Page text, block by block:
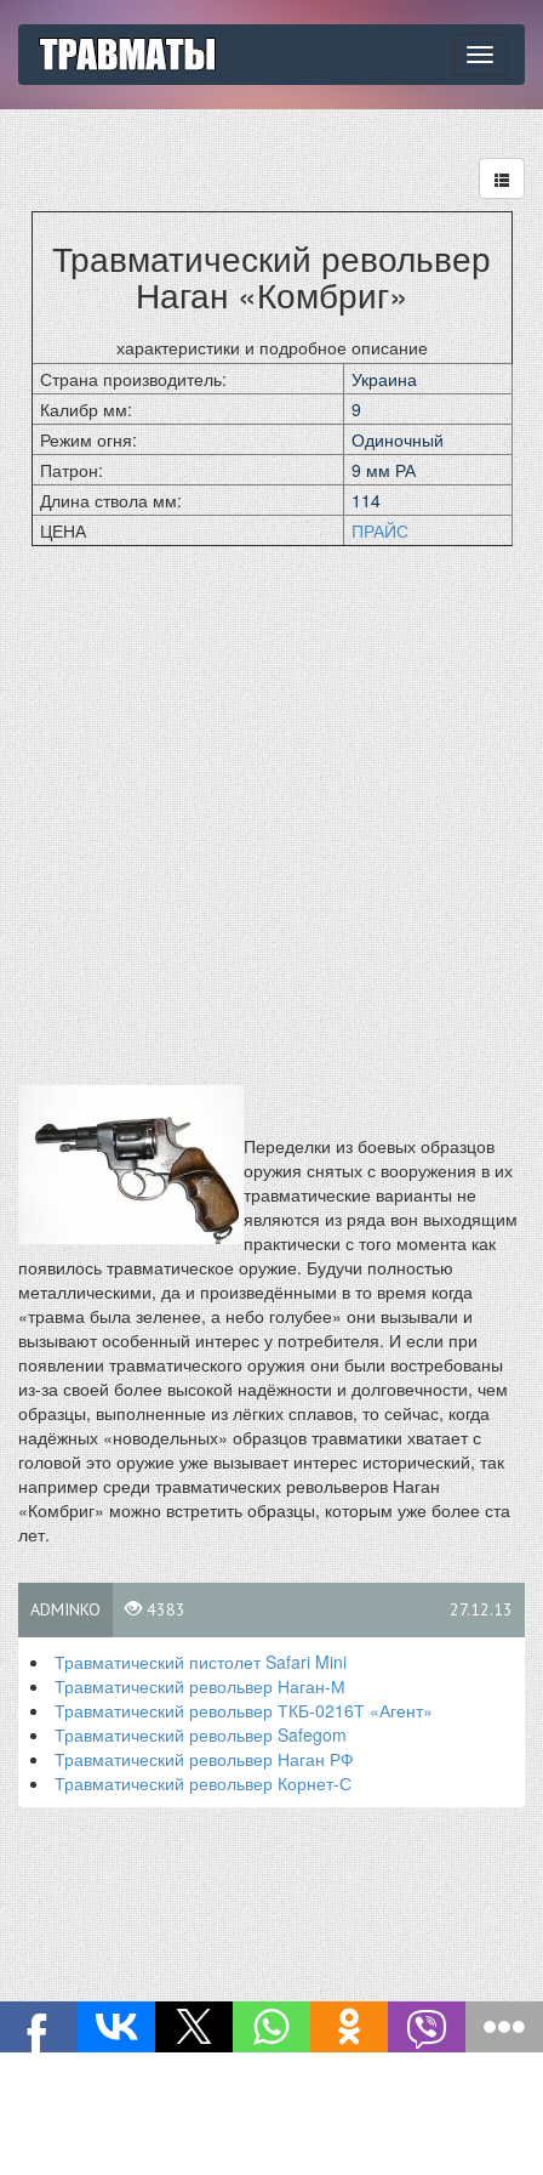
Toggle
Травматический револьвер
Наган «Комбриг»
характеристики и подробное описание
Страна производитель:
Украина
Калибр мм:
9
Режим огня:
Одиночный
Патрон:
9 мм РА
Длина ствола мм:
114
ЦЕНА
ПРАЙС
Переделки из боевых образцов
оружия снятых с вооружения в их
травматические варианты не
являются из ряда вон выходящим
практически с того момента как
появилось травматическое оружие. Будучи полностью
металлическими, да и произведёнными в то время когда
«травма была зеленее, а небо голубее» они вызывали и
вызывают особенный интерес у потребителя. И если при
появлении травматического оружия они были востребованы
из-за своей более высокой надёжности и долговечности, чем
образцы, выполненные из лёгких сплавов, то сейчас, когда
надёжных «новодельных» образцов травматики хватает с
головой это оружие уже вызывает интерес исторический, так
например среди травматических револьверов Наган
«Комбриг» можно встретить образцы, которым уже более ста
лет.
ADMINKO 4383 27.12.13
Травматический пистолет Safari Mini
Травматический револьвер Наган-М
Травматический револьвер ТКБ-0216Т «Агент»
Травматический револьвер Safegom
Травматический револьвер Наган РФ
Травматический револьвер Корнет-С